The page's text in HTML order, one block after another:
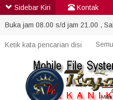
Buka jam 08.00 s/d jam 21.00 ,
Sidebar Kiri Kontak